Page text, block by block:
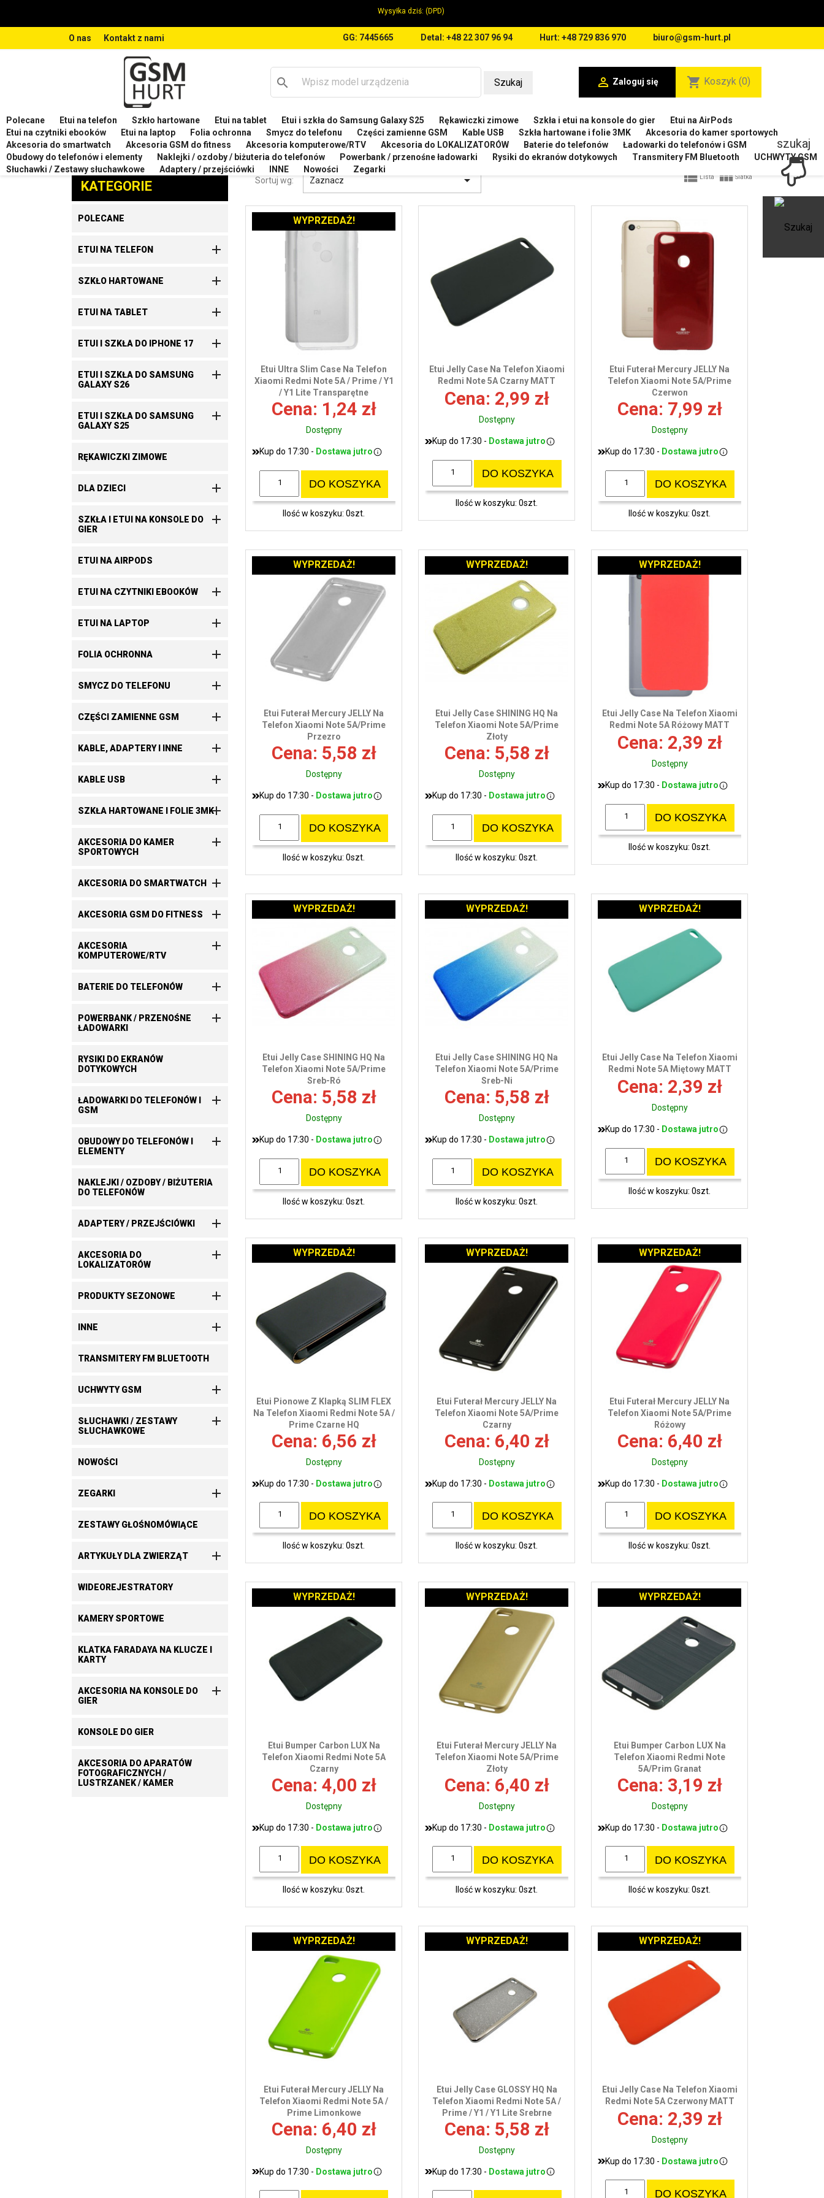
Wysyłka dziś: (DPD)
O nas Kontakt z nami GG: 7445665 Detal: +48 22 307 96 94 Hurt: +48 729 836 970 biuro@gsm-hurt.pl
search Szukaj  Zaloguj się shopping_cart Koszyk (0)
Polecane Etui na telefon Szkło hartowane Etui na tablet Etui i szkła do Samsung Galaxy S25 Rękawiczki zimowe Szkła i etui na konsole do gier
Etui na AirPods
Etui na czytniki ebooków
Etui na laptop Folia ochronna Smycz do telefonu Części zamienne GSM Kable USB Szkła hartowane i folie 3MK
Akcesoria do kamer sportowych
Akcesoria do smartwatch
Akcesoria GSM do fitness Akcesoria komputerowe/RTV Akcesoria do LOKALIZATORÓW Baterie do telefonów
Ładowarki do telefonów i GSM
Obudowy do telefonów i elementy
Naklejki / ozdoby / biżuteria do telefonów Powerbank / przenośne ładowarki Rysiki do ekranów dotykowych Transmitery FM Bluetooth
UCHWYTY GSM
Słuchawki / Zestawy słuchawkowe
Adaptery / przejściówki INNE Nowości Zegarki
Strona główna Etui na telefon Etui na telefon XIAOMI Etui do Xiaomi Redmi Note 5A / Y1
Zaproponuj produkt
KATEGORIE
POLECANE
ETUI NA TELEFON 
SZKŁO HARTOWANE 
ETUI NA TABLET 
ETUI I SZKŁA DO IPHONE 17 
ETUI I SZKŁA DO SAMSUNG
GALAXY S26

ETUI I SZKŁA DO SAMSUNG
GALAXY S25

RĘKAWICZKI ZIMOWE
DLA DZIECI 
SZKŁA I ETUI NA KONSOLE DO
GIER

ETUI NA AIRPODS
ETUI NA CZYTNIKI EBOOKÓW 
ETUI NA LAPTOP 
FOLIA OCHRONNA 
SMYCZ DO TELEFONU 
CZĘŚCI ZAMIENNE GSM 
KABLE, ADAPTERY I INNE 
KABLE USB 
SZKŁA HARTOWANE I FOLIE 3MK
AKCESORIA DO KAMER
SPORTOWYCH

AKCESORIA DO SMARTWATCH 
AKCESORIA GSM DO FITNESS 
AKCESORIA
KOMPUTEROWE/RTV

BATERIE DO TELEFONÓW 
POWERBANK / PRZENOŚNE
ŁADOWARKI

RYSIKI DO EKRANÓW
DOTYKOWYCH
ŁADOWARKI DO TELEFONÓW I
GSM

OBUDOWY DO TELEFONÓW I
ELEMENTY

NAKLEJKI / OZDOBY / BIŻUTERIA
DO TELEFONÓW
ADAPTERY / PRZEJŚCIÓWKI 
AKCESORIA DO
LOKALIZATORÓW

PRODUKTY SEZONOWE 
INNE 
TRANSMITERY FM BLUETOOTH
UCHWYTY GSM 
SŁUCHAWKI / ZESTAWY
SŁUCHAWKOWE

NOWOŚCI
ZEGARKI 
ZESTAWY GŁOŚNOMÓWIĄCE
ARTYKUŁY DLA ZWIERZĄT 
WIDEOREJESTRATORY
KAMERY SPORTOWE
KLATKA FARADAYA NA KLUCZE I
KARTY
AKCESORIA NA KONSOLE DO
GIER

KONSOLE DO GIER
AKCESORIA DO APARATÓW
FOTOGRAFICZNYCH /
LUSTRZANEK / KAMER
ETUI DO XIAOMI REDMI NOTE 5A / Y1
Sortuj wg: Zaznacz   Lista  Siatka
Etui Ultra Slim Case Na Telefon
Xiaomi Redmi Note 5A / Prime / Y1
/ Y1 Lite Transparętne
Cena: 1,24 zł
Dostępny
Kup do 17:30 - Dostawa jutro
DO KOSZYKA
Ilość w koszyku: 0szt.
WYPRZEDAŻ!
Etui Jelly Case Na Telefon Xiaomi
Redmi Note 5A Czarny MATT
Cena: 2,99 zł
Dostępny
Kup do 17:30 - Dostawa jutro
DO KOSZYKA
Ilość w koszyku: 0szt.
Etui Futerał Mercury JELLY Na
Telefon Xiaomi Note 5A/Prime
Czerwon
Cena: 7,99 zł
Dostępny
Kup do 17:30 - Dostawa jutro
DO KOSZYKA
Ilość w koszyku: 0szt.
Etui Futerał Mercury JELLY Na
Telefon Xiaomi Note 5A/Prime
Przezro
Cena: 5,58 zł
Dostępny
Kup do 17:30 - Dostawa jutro
DO KOSZYKA
Ilość w koszyku: 0szt.
WYPRZEDAŻ!
Etui Jelly Case SHINING HQ Na
Telefon Xiaomi Note 5A/Prime
Złoty
Cena: 5,58 zł
Dostępny
Kup do 17:30 - Dostawa jutro
DO KOSZYKA
Ilość w koszyku: 0szt.
WYPRZEDAŻ!
Etui Jelly Case Na Telefon Xiaomi
Redmi Note 5A Różowy MATT
Cena: 2,39 zł
Dostępny
Kup do 17:30 - Dostawa jutro
DO KOSZYKA
Ilość w koszyku: 0szt.
WYPRZEDAŻ!
Etui Jelly Case SHINING HQ Na
Telefon Xiaomi Note 5A/Prime
Sreb-Ró
Cena: 5,58 zł
Dostępny
Kup do 17:30 - Dostawa jutro
DO KOSZYKA
Ilość w koszyku: 0szt.
WYPRZEDAŻ!
Etui Jelly Case SHINING HQ Na
Telefon Xiaomi Note 5A/Prime
Sreb-Ni
Cena: 5,58 zł
Dostępny
Kup do 17:30 - Dostawa jutro
DO KOSZYKA
Ilość w koszyku: 0szt.
WYPRZEDAŻ!
Etui Jelly Case Na Telefon Xiaomi
Redmi Note 5A Miętowy MATT
Cena: 2,39 zł
Dostępny
Kup do 17:30 - Dostawa jutro
DO KOSZYKA
Ilość w koszyku: 0szt.
WYPRZEDAŻ!
Etui Pionowe Z Klapką SLIM FLEX
Na Telefon Xiaomi Redmi Note 5A /
Prime Czarne HQ
Cena: 6,56 zł
Dostępny
Kup do 17:30 - Dostawa jutro
DO KOSZYKA
Ilość w koszyku: 0szt.
WYPRZEDAŻ!
Etui Futerał Mercury JELLY Na
Telefon Xiaomi Note 5A/Prime
Czarny
Cena: 6,40 zł
Dostępny
Kup do 17:30 - Dostawa jutro
DO KOSZYKA
Ilość w koszyku: 0szt.
WYPRZEDAŻ!
Etui Futerał Mercury JELLY Na
Telefon Xiaomi Note 5A/Prime
Różowy
Cena: 6,40 zł
Dostępny
Kup do 17:30 - Dostawa jutro
DO KOSZYKA
Ilość w koszyku: 0szt.
WYPRZEDAŻ!
Etui Bumper Carbon LUX Na
Telefon Xiaomi Redmi Note 5A
Czarny
Cena: 4,00 zł
Dostępny
Kup do 17:30 - Dostawa jutro
DO KOSZYKA
Ilość w koszyku: 0szt.
WYPRZEDAŻ!
Etui Futerał Mercury JELLY Na
Telefon Xiaomi Note 5A/Prime
Złoty
Cena: 6,40 zł
Dostępny
Kup do 17:30 - Dostawa jutro
DO KOSZYKA
Ilość w koszyku: 0szt.
WYPRZEDAŻ!
Etui Bumper Carbon LUX Na
Telefon Xiaomi Redmi Note
5A/Prim Granat
Cena: 3,19 zł
Dostępny
Kup do 17:30 - Dostawa jutro
DO KOSZYKA
Ilość w koszyku: 0szt.
WYPRZEDAŻ!
Etui Futerał Mercury JELLY Na
Telefon Xiaomi Redmi Note 5A /
Prime Limonkowe
Cena: 6,40 zł
Dostępny
Kup do 17:30 - Dostawa jutro
WYPRZEDAŻ!
Etui Jelly Case GLOSSY HQ Na
Telefon Xiaomi Redmi Note 5A /
Prime / Y1 / Y1 Lite Srebrne
Cena: 5,58 zł
Dostępny
Kup do 17:30 - Dostawa jutro
WYPRZEDAŻ!
Etui Jelly Case Na Telefon Xiaomi
Redmi Note 5A Czerwony MATT
Cena: 2,39 zł
Dostępny
Kup do 17:30 - Dostawa jutro
DO KOSZYKA
WYPRZEDAŻ!
szukaj